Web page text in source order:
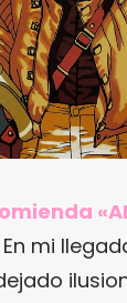
En mi